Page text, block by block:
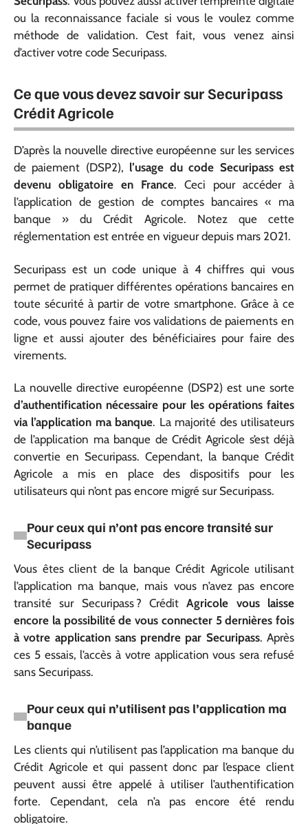
ou la reconnaissance faciale si vous le voulez comme
méthode de validation. C’est fait, vous venez ainsi
d’activer votre code Securipass.
Ce que vous devez savoir sur Securipass
Crédit Agricole
D’après la nouvelle directive européenne sur les services
de paiement (DSP2), l’usage du code Securipass est
devenu obligatoire en France. Ceci pour accéder à
l’application de gestion de comptes bancaires « ma
banque » du Crédit Agricole. Notez que cette
réglementation est entrée en vigueur depuis mars 2021.
Securipass est un code unique à 4 chiffres qui vous
permet de pratiquer différentes opérations bancaires en
toute sécurité à partir de votre smartphone. Grâce à ce
code, vous pouvez faire vos validations de paiements en
ligne et aussi ajouter des bénéficiaires pour faire des
virements.
La nouvelle directive européenne (DSP2) est une sorte
d’authentification nécessaire pour les opérations faites
via l’application ma banque. La majorité des utilisateurs
de l’application ma banque de Crédit Agricole s’est déjà
convertie en Securipass. Cependant, la banque Crédit
Agricole a mis en place des dispositifs pour les
utilisateurs qui n’ont pas encore migré sur Securipass.
Pour ceux qui n’ont pas encore transité sur
Securipass
Vous êtes client de la banque Crédit Agricole utilisant
l’application ma banque, mais vous n’avez pas encore
transité sur Securipass ? CréditAgricole vous laisse
encore la possibilité de vous connecter 5 dernières fois
à votre application sans prendre par Securipass. Après
ces 5 essais, l’accès à votre application vous sera refusé
sans Securipass.
Pour ceux qui n’utilisent pas l’application ma
banque
Les clients qui n’utilisent pas l’application ma banque du
Crédit Agricole et qui passent donc par l’espace client
peuvent aussi être appelé à utiliser l’authentification
forte. Cependant, cela n’a pas encore été rendu
obligatoire.